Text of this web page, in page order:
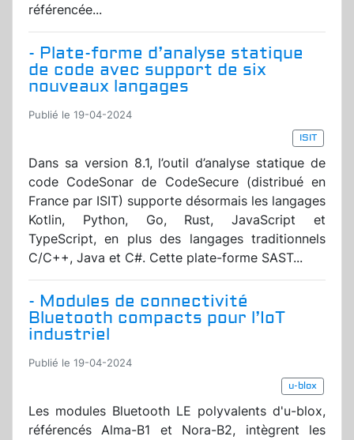
référencée...
- Plate-forme d’analyse statique
de code avec support de six
nouveaux langages
Publié le 19-04-2024
ISIT
Dans sa version 8.1, l’outil d’analyse statique de
code CodeSonar de CodeSecure (distribué en
France par ISIT) supporte désormais les langages
Kotlin, Python, Go, Rust, JavaScript et
TypeScript, en plus des langages traditionnels
C/C++, Java et C#. Cette plate-forme SAST...
- Modules de connectivité
Bluetooth compacts pour l’IoT
industriel
Publié le 19-04-2024
u-blox
Les modules Bluetooth LE polyvalents d'u-blox,
référencés Alma-B1 et Nora-B2, intègrent les